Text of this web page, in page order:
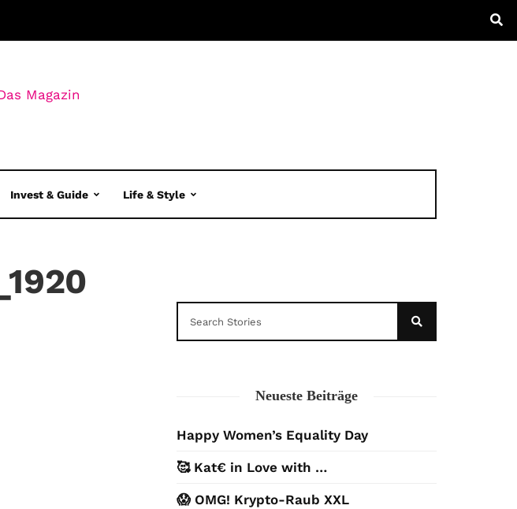
Invest & Guide Life & Style
Neueste Beiträge
Happy Women’s Equality Day
🥰 Kat€ in Love with …
😱 OMG! Krypto-Raub XXL